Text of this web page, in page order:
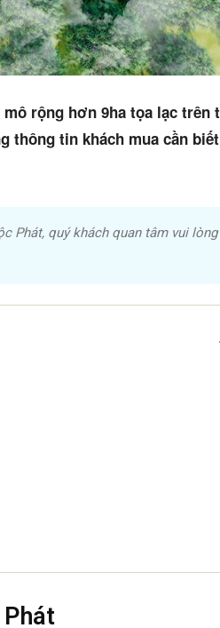
rộng hơn 9ha tọa lạc trên
thông tin khách mua cần
Phát, quý khách quan tâm vui lòng